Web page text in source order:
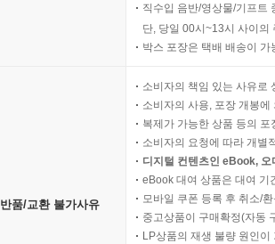
직수입 음반/영상물/기프트
단, 당일 00시~13시 사이의
박스 포장은 택배 배송이
반품/교환 불가사유
소비자의 책임 있는 사유로
소비자의 사용, 포장 개봉
복제가 가능한 상품 등의
소비자의 요청에 따라 개별
디지털 컨텐츠인 eBook,
eBook 대여 상품은 대여 기
모바일 쿠폰 등록 후 취소/
중고상품이 구매확정(자동
LP상품의 재생 불량 원인